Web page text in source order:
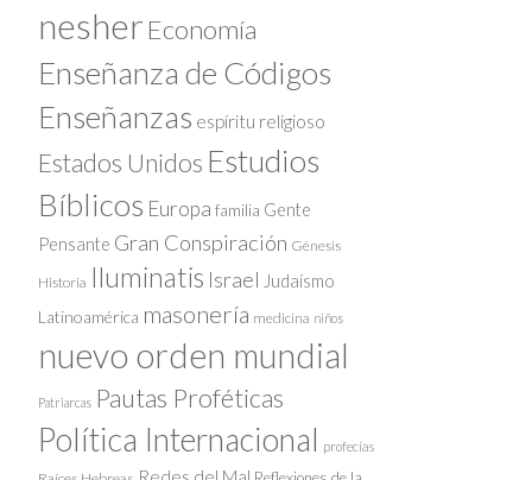
nesher Economía
Enseñanza de Códigos
Enseñanzas espíritu religioso
Estados Unidos Estudios
Bíblicos Europa familia Gente
Pensante Gran Conspiración Génesis
Historia Iluminatis Israel Judaísmo
Latinoamérica masonería medicina niños
nuevo orden mundial
Patriarcas Pautas Proféticas
Política Internacional profecías